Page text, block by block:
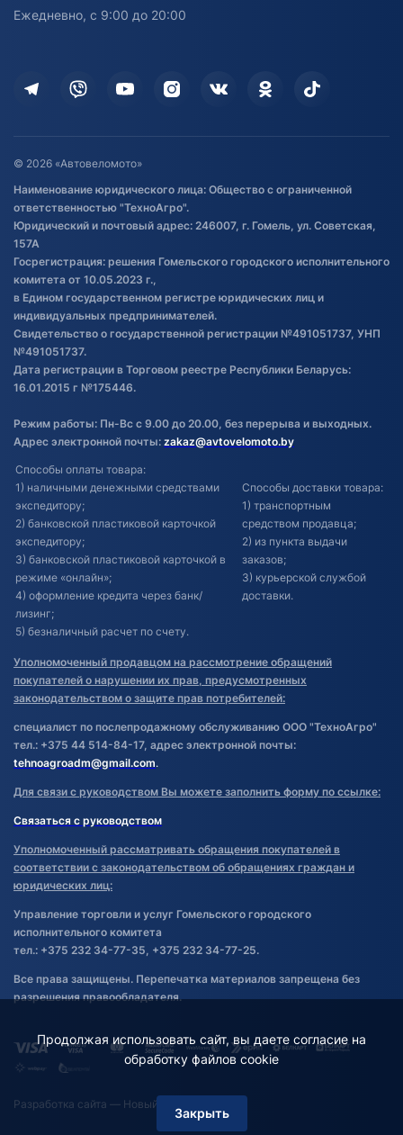
Доставка
Дополнительные услуги
Оставить отзыв
Договор публичной оферты
Обработка файлов cookie
Постановка транспорта на учет
Обновления в ЭПТС 2024
Здоровье
Ежедневно, с 9:00 до 20:00
© 2026 «Автовеломото»
Наименование юридического лица: Общество с ограниченной
ответственностью "ТехноАгро".
Юридический и почтовый адрес: 246007, г. Гомель, ул. Советская,
157А
Госрегистрация: решения Гомельского городского исполнительного
комитета от 10.05.2023 г.,
в Едином государственном регистре юридических лиц и
индивидуальных предпринимателей.
Свидетельство о государственной регистрации №491051737, УНП
№491051737.
Дата регистрации в Торговом реестре Республики Беларусь:
16.01.2015 г №175446.
Режим работы: Пн-Вс с 9.00 до 20.00, без перерыва и выходных.
Адрес электронной почты: zakaz@avtovelomoto.by
Способы оплаты товара:
1) наличными денежными средствами
экспедитору;
2) банковской пластиковой карточкой
экспедитору;
3) банковской пластиковой карточкой в
режиме «онлайн»;
4) оформление кредита через банк/
лизинг;
5) безналичный расчет по счету.
Способы доставки товара:
1) транспортным
средством продавца;
2) из пункта выдачи
заказов;
3) курьерской службой
доставки.
Уполномоченный продавцом на рассмотрение обращений
покупателей о нарушении их прав, предусмотренных
законодательством о защите прав потребителей:
специалист по послепродажному обслуживанию ООО "ТехноАгро"
тел.: +375 44 514-84-17, адрес электронной почты:
tehnoagroadm@gmail.com.
Для связи с руководством Вы можете заполнить форму по ссылке:
Связаться с руководством
Уполномоченный рассматривать обращения покупателей в
соответствии с законодательством об обращениях граждан и
юридических лиц:
Управление торговли и услуг Гомельского городского
исполнительного комитета
тел.: +375 232 34-77-35, +375 232 34-77-25.
Все права защищены. Перепечатка материалов запрещена без
разрешения правообладателя.
Разработка сайта — Новый Сайт
Продолжая использовать сайт, вы даете согласие на
обработку файлов cookie
Закрыть